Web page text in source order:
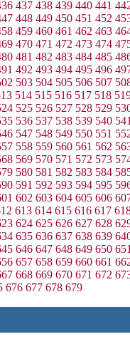
437 438 439 440 441
448 449 450 451 452
459 460 461 462 463
470 471 472 473 474
481 482 483 484 485
492 493 494 495 496
503 504 505 506 507
514 515 516 517 518
525 526 527 528 529
536 537 538 539 540
547 548 549 550 551
558 559 560 561 562
569 570 571 572 573
580 581 582 583 584
591 592 593 594 595
602 603 604 605 606
613 614 615 616 617
624 625 626 627 628
635 636 637 638 639
646 647 648 649 650
657 658 659 660 661
668 669 670 671 672
676 677 678 679